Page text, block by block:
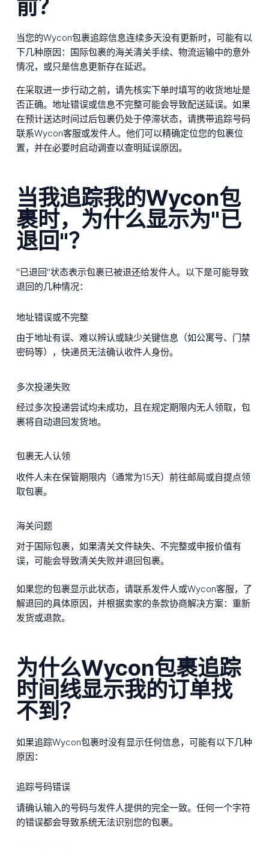
前？
当您的Wycon包裹追踪信息连续多天没有更新时，可能有以
下几种原因：国际包裹的海关清关手续、物流运输中的意外
情况，或只是信息更新存在延迟。
在采取进一步行动之前，请先核实下单时填写的收货地址是
否正确。地址错误或信息不完整可能会导致配送延误。如果
在预计送达时间过后包裹仍处于停滞状态，请携带追踪号码
联系Wycon客服或发件人。他们可以精确定位您的包裹位
置，并在必要时启动调查以查明延误原因。
当我追踪我的Wycon包
裹时，为什么显示为"已
退回"？
"已退回"状态表示包裹已被退还给发件人。以下是可能导致
退回的几种情况：
地址错误或不完整
由于地址有误、难以辨认或缺少关键信息（如公寓号、门禁
密码等），快递员无法确认收件人身份。
多次投递失败
经过多次投递尝试均未成功，且在规定期限内无人领取，包
裹将自动退回发货地。
包裹无人认领
收件人未在保管期限内（通常为15天）前往邮局或自提点领
取包裹。
海关问题
对于国际包裹，如果清关文件缺失、不完整或申报价值有
误，可能会导致清关失败并退回包裹。
如果您的包裹显示此状态，请联系发件人或Wycon客服，了
解退回的具体原因，并根据卖家的条款协商解决方案：重新
发货或退款。
为什么Wycon包裹追踪
时间线显示我的订单找
不到？
如果追踪Wycon包裹时没有显示任何信息，可能有以下几种
原因：
追踪号码错误
请确认输入的号码与发件人提供的完全一致。任何一个字符
的错误都会导致系统无法识别您的包裹。